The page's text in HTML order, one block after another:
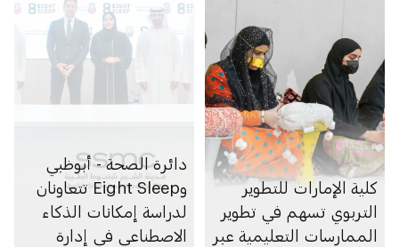
كلية الإمارات للتطوير
التربوي تسهم في تطوير
الممارسات التعليمية عبر
دائرة الصحة - أبوظبي
وEight Sleep تتعاونان
لدراسة إمكانات الذكاء
الاصطناعي في إدارة